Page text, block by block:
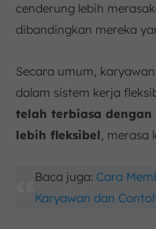
cenderung lebih
dibandingkan mereka
Secara umum,
dalam sistem kerja
telah terbiasa dengan
lebih fleksibel ,
Baca juga: Cara
Karyawan dan